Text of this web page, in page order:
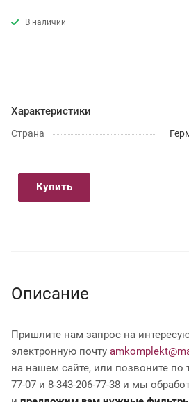
В наличии
Характеристики
Страна
Купить
Описание
Пришлите нам запрос на
электронную почту
на нашем сайте, или позвоните по
77-07 и 8-343-206-77-38 и мы